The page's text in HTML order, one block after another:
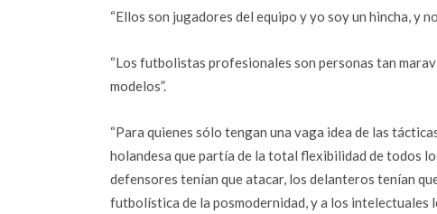
“Ellos son jugadores del equipo y yo soy un hincha, y
“Los futbolistas profesionales son personas tan
modelos”.
“Para quienes sólo tengan una vaga idea de las
holandesa que partía de la total flexibilidad de todos
defensores tenían que atacar, los delanteros tenían
futbolística de la posmodernidad, y a los intelectuales